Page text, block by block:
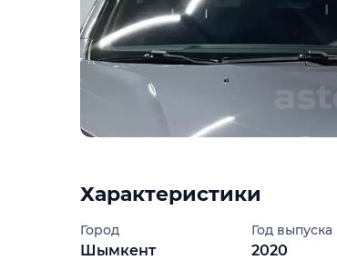
Характеристики
Город
Шымкент
Год выпуска
2020